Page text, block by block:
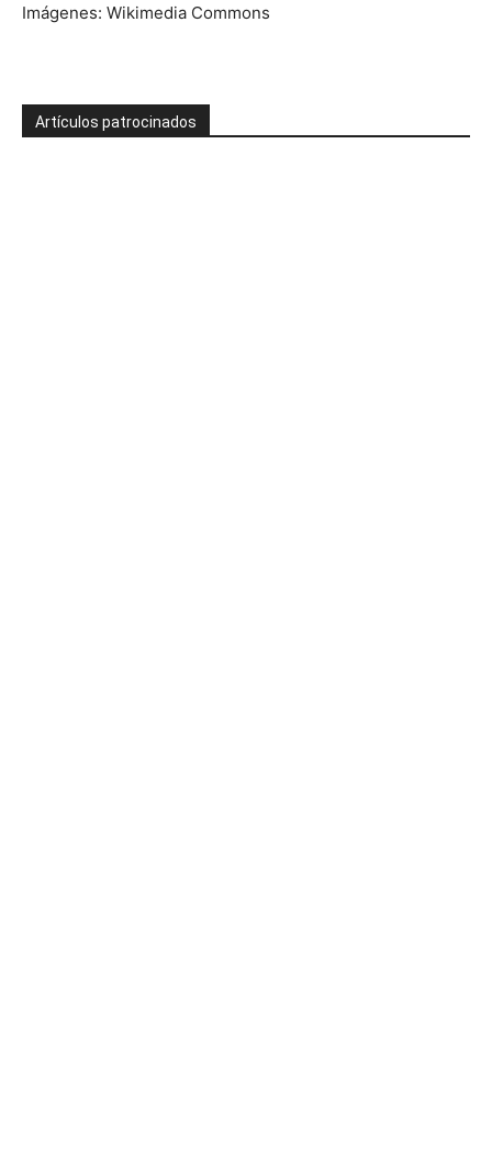
Imágenes: Wikimedia Commons
Artículos patrocinados